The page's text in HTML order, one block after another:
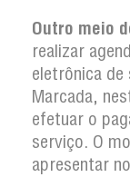
Outro meio
realizar
eletrônica
Marcada,
efetuar o
serviço. O
apresentar